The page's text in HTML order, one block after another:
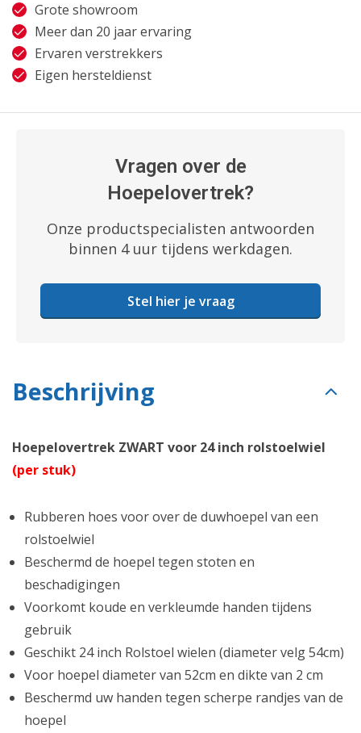
Grote showroom
Meer dan 20 jaar ervaring
Ervaren verstrekkers
Eigen hersteldienst
Vragen over de
Hoepelovertrek?
Onze productspecialisten antwoorden
binnen 4 uur tijdens werkdagen.
Stel hier je vraag
Beschrijving
Hoepelovertrek ZWART voor 24 inch rolstoelwiel
(per stuk)
Rubberen hoes voor over de duwhoepel van een
rolstoelwiel
Beschermd de hoepel tegen stoten en
beschadigingen
Voorkomt koude en verkleumde handen tijdens
gebruik
Geschikt 24 inch Rolstoel wielen (diameter velg 54cm)
Voor hoepel diameter van 52cm en dikte van 2 cm
Beschermd uw handen tegen scherpe randjes van de
hoepel